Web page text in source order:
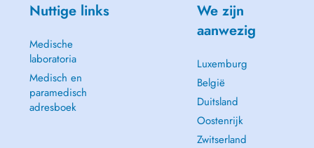
Nuttige links
Medische
laboratoria
Medisch en
paramedisch
adresboek
We zijn
aanwezig
Luxemburg
België
Duitsland
Oostenrijk
Zwitserland